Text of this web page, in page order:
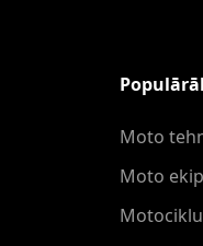
Moto
Moto